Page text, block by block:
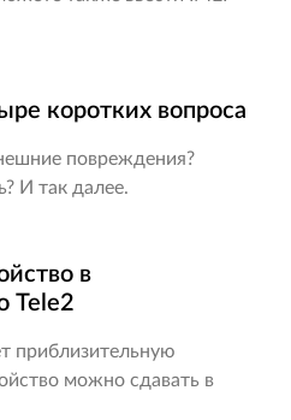
коротких вопроса
повреждения?
И так далее.
в
Tele2
приблизительную
можно сдавать в